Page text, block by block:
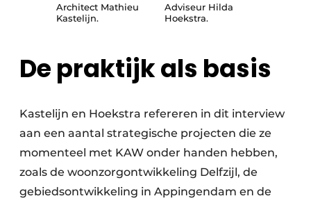
Architect Mathieu
Kastelijn.
Adviseur Hilda
Hoekstra.
De praktijk als basis
Kastelijn en Hoekstra refereren in dit interview
aan een aantal strategische projecten die ze
momenteel met KAW onder handen hebben,
zoals de woonzorgontwikkeling Delfzijl, de
gebiedsontwikkeling in Appingendam en de